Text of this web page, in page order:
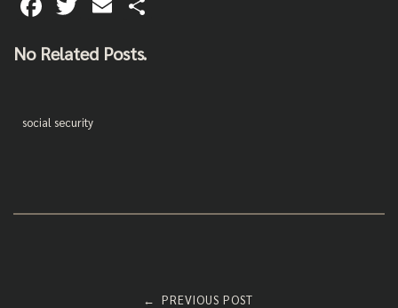
e
o
tt ai
No Related Posts.
social security
← PREVIOUS POST